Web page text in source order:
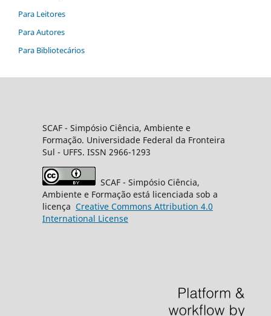
Para Leitores
Para Autores
Para Bibliotecários
SCAF - Simpósio Ciência, Ambiente e
Formação. Universidade Federal da Fronteira
Sul - UFFS. ISSN 2966-1293
SCAF - Simpósio Ciência,
Ambiente e Formação está licenciada sob a
licença Creative Commons Attribution 4.0
International License